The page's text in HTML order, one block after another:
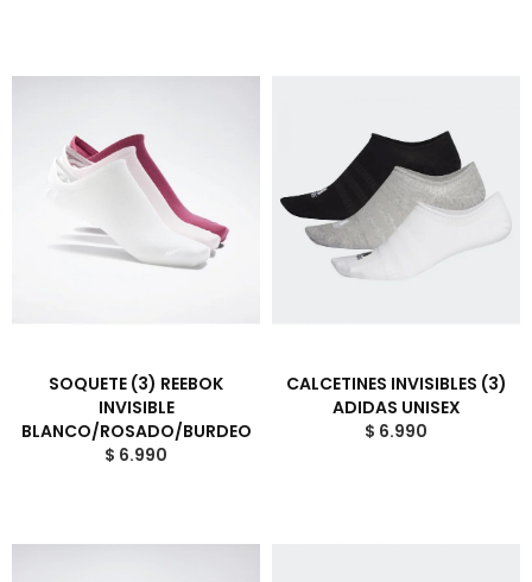
SOQUETE (3) REEBOK
INVISIBLE
BLANCO/ROSADO/BURDEO
$ 6.990
CALCETINES INVISIBLES (3)
ADIDAS UNISEX
$ 6.990